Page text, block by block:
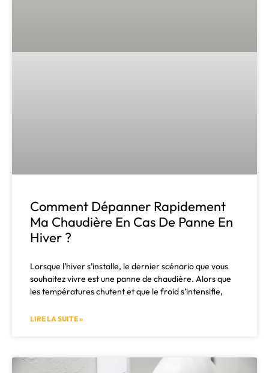
Comment Dépanner Rapidement
Ma Chaudière En Cas De Panne En
Hiver ?
Lorsque l’hiver s’installe, le dernier scénario que vous
souhaitez vivre est une panne de chaudière. Alors que
les températures chutent et que le froid s’intensifie,
LIRE LA SUITE »